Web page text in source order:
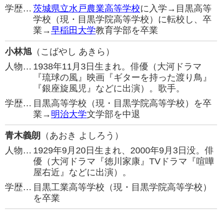
学歴… 茨城県立水戸農業高等学校に入学→目黒高等
学校（現・目黒学院高等学校）に転校し、卒
業→早稲田大学教育学部を卒業
小林旭（こばやし あきら）
人物… 1938年11月3日生まれ。俳優（大河ドラマ
『琉球の風』映画『ギターを持った渡り鳥』
『銀座旋風児』などに出演）。歌手。
学歴… 目黒高等学校（現・目黒学院高等学校）を卒
業→ 明治大学文学部を中退
青木義朗
（あおき よしろう）
人物… 1929年9月20日生まれ、2000年9月3日没。俳
優（大河ドラマ『徳川家康』TVドラマ『喧嘩
屋右近』などに出演）。
学歴… 目黒工業高等学校（現・目黒学院高等学校）
を卒業